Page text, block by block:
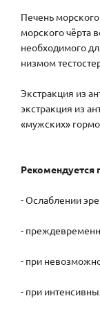
Печень
морского чёрта
необходимого
низмом
Экстракция из
экстракция из
«мужских»
Рекомендуется
- Ослаблении
-
- при
- при